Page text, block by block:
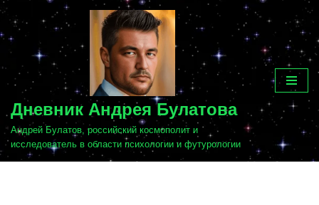
Перейти
к
содержимому
Дневник Андрея Булатова
Андрей Булатов, российский космополит и
исследователь в области психологии и футурологии